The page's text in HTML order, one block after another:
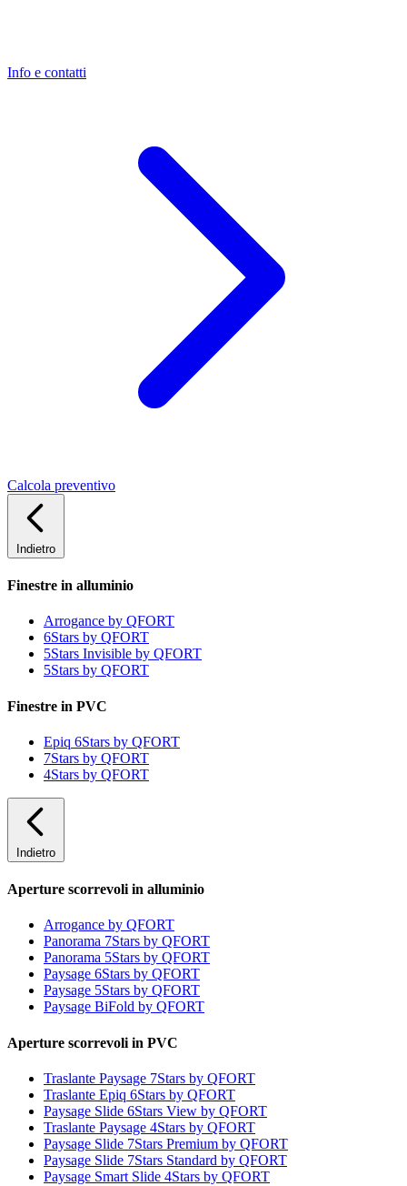
Info e contatti
Calcola preventivo
Indietro
Finestre in alluminio
Arrogance by QFORT
6Stars by QFORT
5Stars Invisible by QFORT
5Stars by QFORT
Finestre in PVC
Epiq 6Stars by QFORT
7Stars by QFORT
4Stars by QFORT
Indietro
Aperture scorrevoli in alluminio
Arrogance by QFORT
Panorama 7Stars by QFORT
Panorama 5Stars by QFORT
Paysage 6Stars by QFORT
Paysage 5Stars by QFORT
Paysage BiFold by QFORT
Aperture scorrevoli in PVC
Traslante Paysage 7Stars by QFORT
Traslante Epiq 6Stars by QFORT
Paysage Slide 6Stars View by QFORT
Traslante Paysage 4Stars by QFORT
Paysage Slide 7Stars Premium by QFORT
Paysage Slide 7Stars Standard by QFORT
Paysage Smart Slide 4Stars by QFORT